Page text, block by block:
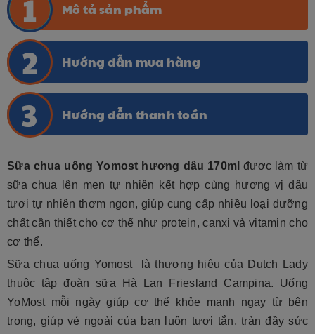
Mô tả sản phẩm
Hướng dẫn mua hàng
Hướng dẫn thanh toán
Sữa chua uống Yomost hương dâu 170mlđược làm từ
sữa chua lên men tự nhiên kết hợp cùng hương vị dâu
tươi tự nhiên thơm ngon, giúp cung cấp nhiều loại dưỡng
chất cần thiết cho cơ thể như protein, canxi và vitamin cho
cơ thể.
Sữa chua uống Yomost là thương hiệu của Dutch Lady
thuộc tập đoàn sữa Hà Lan Friesland Campina. Uống
YoMost mỗi ngày giúp cơ thể khỏe mạnh ngay từ bên
trong, giúp vẻ ngoài của bạn luôn tươi tắn, tràn đầy sức